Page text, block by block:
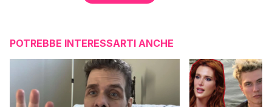
POTREBBE INTERESSARTI ANCHE